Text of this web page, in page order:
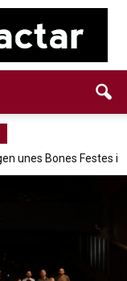
unes Bones Festes i